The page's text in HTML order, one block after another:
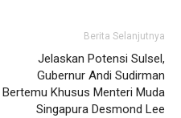
Berita Selanjutnya
Jelaskan Potensi Sulsel,
Gubernur Andi Sudirman
Bertemu Khusus Menteri Muda
Singapura Desmond Lee